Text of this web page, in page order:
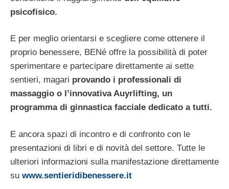
psicofisico.
E per meglio orientarsi e scegliere come ottenere il
proprio benessere, BENé offre la possibilità di poter
sperimentare e partecipare direttamente ai sette
sentieri, magari provando i professionali di
massaggio o l’innovativa Auyrlifting, un
programma di ginnastica facciale dedicato a tutti.
E ancora spazi di incontro e di confronto con le
presentazioni di libri e di novità del settore. Tutte le
ulteriori informazioni sulla manifestazione direttamente
su www.sentieridibenessere.it